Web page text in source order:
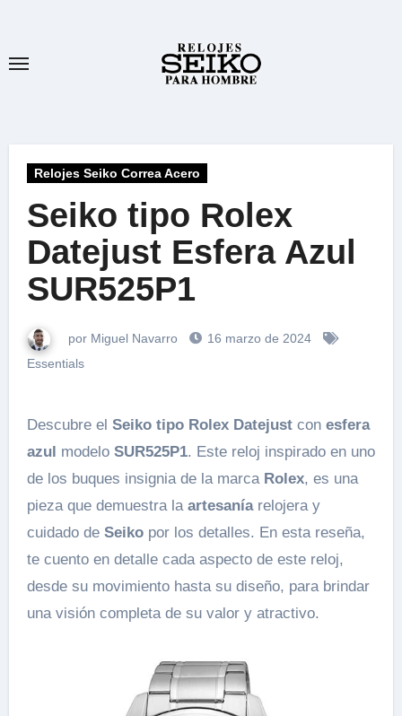
contenido
Relojes Seiko Correa Acero
Seiko tipo Rolex
Datejust Esfera Azul
SUR525P1
por Miguel Navarro
16 marzo de 2024
Essentials
Descubre el Seiko tipo Rolex Datejustcon esfera
azul modelo SUR525P1. Este reloj inspirado en uno
de los buques insignia de la marca Rolex, es una
pieza que demuestra la artesaníarelojera y
cuidado de Seikopor los detalles. En esta reseña,
te cuento en detalle cada aspecto de este reloj,
desde su movimiento hasta su diseño, para brindar
una visión completa de su valor y atractivo.